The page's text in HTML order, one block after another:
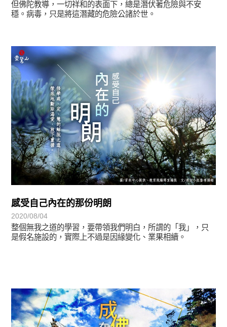
但佛陀教導，一切祥和的表面下，總是潛伏著危險與不安
穩。病毒，只是將這潛藏的危險公諸於世。
感受自己內在的那份明朗
2020/08/04
整個無我之道的學習，要帶領我們明白，所謂的「我」，只
是假名施設的，實際上不過是因緣變化、業果相續。
圓滿覺-華嚴期